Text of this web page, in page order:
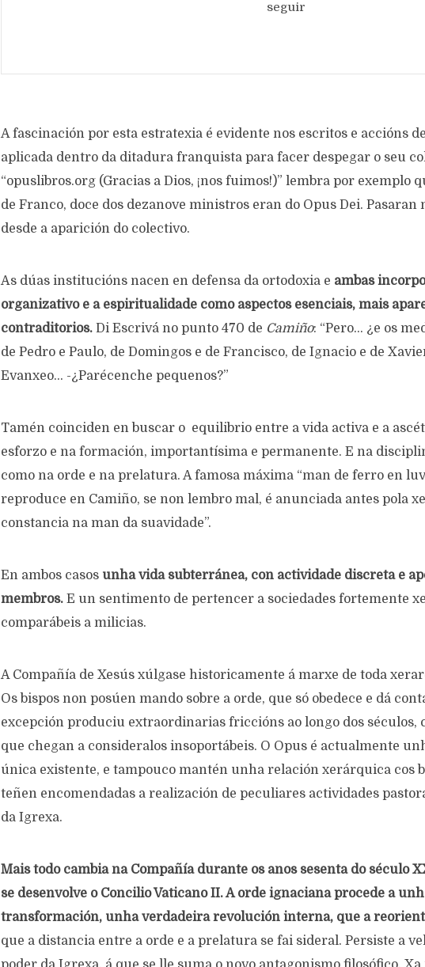
seguir
A fascinación por esta estratexia é evidente nos escritos e accións
aplicada dentro da ditadura franquista para facer despegar o seu
“opuslibros.org (Gracias a Dios, ¡nos fuimos!)” lembra por exemplo
de Franco, doce dos dezanove ministros eran do Opus Dei. Pasaran
desde a aparición do colectivo.
As dúas institucións nacen en defensa da ortodoxia e ambas
organizativo e a espiritualidade como aspectos esenciais, mais
contraditorios. Di Escrivá no punto 470 de Camiño: “Pero… ¿e os
de Pedro e Paulo, de Domingos e de Francisco, de Ignacio e de
Evanxeo… -¿Parécenche pequenos?”
Tamén coinciden en buscar o equilibrio entre a vida activa e a
esforzo e na formación, importantísima e permanente. E na
como na orde e na prelatura. A famosa máxima “man de ferro en
reproduce en Camiño, se non lembro mal, é anunciada antes pola
constancia na man da suavidade”.
En ambos casos unha vida subterránea, con actividade discreta e
membros. E un sentimento de pertencer a sociedades fortemente
comparábeis a milicias.
A Compañía de Xesús xúlgase historicamente á marxe de toda
Os bispos non posúen mando sobre a orde, que só obedece e dá
excepción produciu extraordinarias friccións ao longo dos séculos,
que chegan a consideralos insoportábeis. O Opus é actualmente
única existente, e tampouco mantén unha relación xerárquica cos
teñen encomendadas a realización de peculiares actividades
da Igrexa.
Mais todo cambia na Compañía durante os anos sesenta do século
se desenvolve o Concilio Vaticano II. A orde ignaciana procede a
transformación, unha verdadeira revolución interna, que a
que a distancia entre a orde e a prelatura se fai sideral. Persiste a